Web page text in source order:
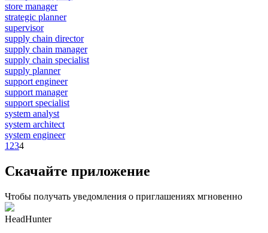
store manager
strategic planner
supervisor
supply chain director
supply chain manager
supply chain specialist
supply planner
support engineer
support manager
support specialist
system analyst
system architect
system engineer
1 234
Скачайте приложение
Чтобы получать уведомления о приглашениях мгновенно
HeadHunter